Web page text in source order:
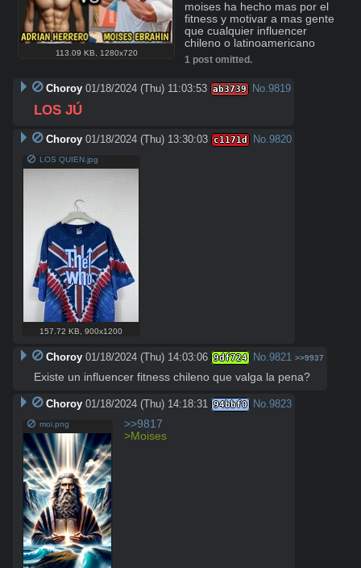
113.09 KB, 1280x720
moises ha hecho mas por el
fitness y motivar a mas gente
que cualquier influencer
chileno o latinoamericano
1 post omitted.
Choroy 01/18/2024 (Thu) 11:03:53 ab3739 No.9819
LOS JÚ
Choroy 01/18/2024 (Thu) 13:30:03 c1171d No.9820
LOS QUIEN.jpg
157.72 KB,900x1200
Choroy 01/18/2024 (Thu) 14:03:06 9df724 No. 9821 >>9937
Existe un influencer fitness chileno que valga la pena?
Choroy 01/18/2024 (Thu) 14:18:31 94bbf0 No. 9823
moi.png
>>9817
>Moises